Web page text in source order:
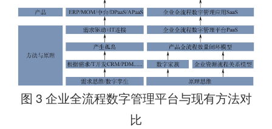
图 3 企业全流程数字管理平台与现有方法对
比